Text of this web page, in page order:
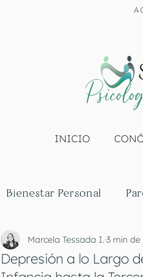
INICIO
Bienestar Personal
Depresión a lo Largo
Marcela Tessada I. 3 min de